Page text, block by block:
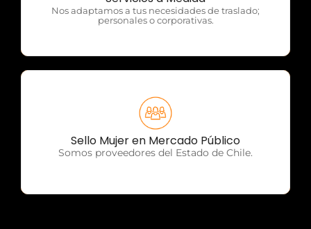
Nos adaptamos a tus necesidades de traslado;
personales o corporativas.
Sello Mujer en Mercado Público
Somos proveedores del Estado de Chile.
OTP Servicios